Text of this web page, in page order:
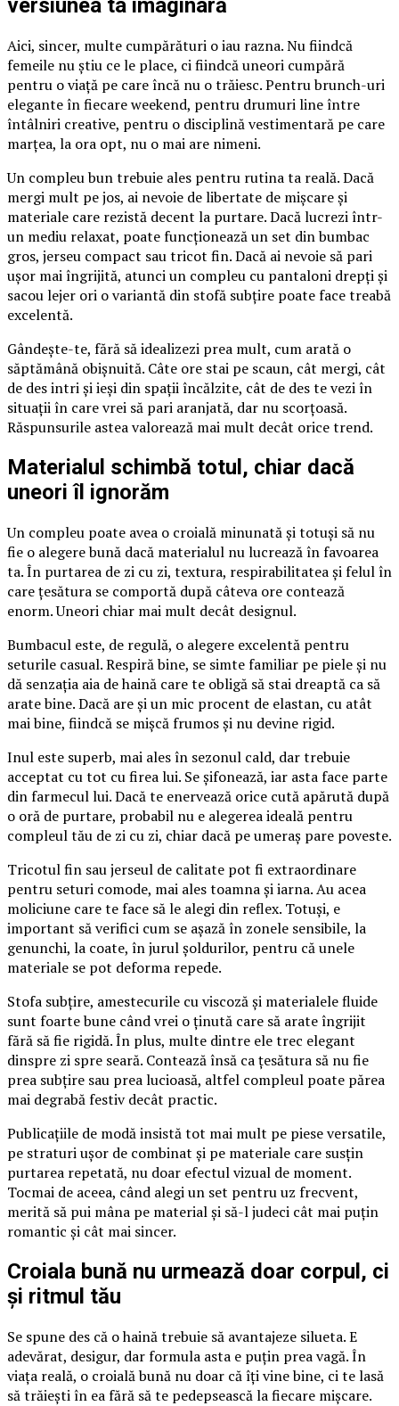
versiunea ta imaginară
Aici, sincer, multe cumpărături o iau razna. Nu fiindcă
femeile nu știu ce le place, ci fiindcă uneori cumpără
pentru o viață pe care încă nu o trăiesc. Pentru brunch-uri
elegante în fiecare weekend, pentru drumuri line între
întâlniri creative, pentru o disciplină vestimentară pe care
marțea, la ora opt, nu o mai are nimeni.
Un compleu bun trebuie ales pentru rutina ta reală. Dacă
mergi mult pe jos, ai nevoie de libertate de mișcare și
materiale care rezistă decent la purtare. Dacă lucrezi într-
un mediu relaxat, poate funcționează un set din bumbac
gros, jerseu compact sau tricot fin. Dacă ai nevoie să pari
ușor mai îngrijită, atunci un compleu cu pantaloni drepți și
sacou lejer ori o variantă din stofă subțire poate face treabă
excelentă.
Gândește-te, fără să idealizezi prea mult, cum arată o
săptămână obișnuită. Câte ore stai pe scaun, cât mergi, cât
de des intri și ieși din spații încălzite, cât de des te vezi în
situații în care vrei să pari aranjată, dar nu scorțoasă.
Răspunsurile astea valorează mai mult decât orice trend.
Materialul schimbă totul, chiar dacă
uneori îl ignorăm
Un compleu poate avea o croială minunată și totuși să nu
fie o alegere bună dacă materialul nu lucrează în favoarea
ta. În purtarea de zi cu zi, textura, respirabilitatea și felul în
care țesătura se comportă după câteva ore contează
enorm. Uneori chiar mai mult decât designul.
Bumbacul este, de regulă, o alegere excelentă pentru
seturile casual. Respiră bine, se simte familiar pe piele și nu
dă senzația aia de haină care te obligă să stai dreaptă ca să
arate bine. Dacă are și un mic procent de elastan, cu atât
mai bine, fiindcă se mișcă frumos și nu devine rigid.
Inul este superb, mai ales în sezonul cald, dar trebuie
acceptat cu tot cu firea lui. Se șifonează, iar asta face parte
din farmecul lui. Dacă te enervează orice cută apărută după
o oră de purtare, probabil nu e alegerea ideală pentru
compleul tău de zi cu zi, chiar dacă pe umeraș pare poveste.
Tricotul fin sau jerseul de calitate pot fi extraordinare
pentru seturi comode, mai ales toamna și iarna. Au acea
moliciune care te face să le alegi din reflex. Totuși, e
important să verifici cum se așază în zonele sensibile, la
genunchi, la coate, în jurul șoldurilor, pentru că unele
materiale se pot deforma repede.
Stofa subțire, amestecurile cu viscoză și materialele fluide
sunt foarte bune când vrei o ținută care să arate îngrijit
fără să fie rigidă. În plus, multe dintre ele trec elegant
dinspre zi spre seară. Contează însă ca țesătura să nu fie
prea subțire sau prea lucioasă, altfel compleul poate părea
mai degrabă festiv decât practic.
Publicațiile de modă insistă tot mai mult pe piese versatile,
pe straturi ușor de combinat și pe materiale care susțin
purtarea repetată, nu doar efectul vizual de moment.
Tocmai de aceea, când alegi un set pentru uz frecvent,
merită să pui mâna pe material și să-l judeci cât mai puțin
romantic și cât mai sincer.
Croiala bună nu urmează doar corpul, ci
și ritmul tău
Se spune des că o haină trebuie să avantajeze silueta. E
adevărat, desigur, dar formula asta e puțin prea vagă. În
viața reală, o croială bună nu doar că îți vine bine, ci te lasă
să trăiești în ea fără să te pedepsească la fiecare mișcare.